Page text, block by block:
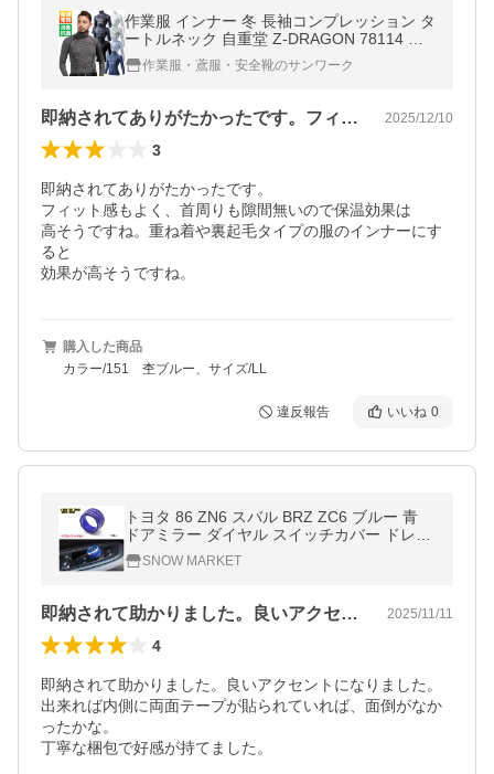
作業服 インナー 冬 長袖コンプレッション タ
ートルネック 自重堂 Z-DRAGON 78114 吸
湿発熱 吸汗速乾 ストレッチ 秋冬用 SS-EL
メール便対象
作業服・鳶服・安全靴のサンワーク
即納されてありがたかったです。フィット… 2025/12/10
3
即納されてありがたかったです。
フィット感もよく、首周りも隙間無いので保温効果は
高そうですね。重ね着や裏起毛タイプの服のインナーにす
ると
効果が高そうですね。
購入した商品
カラー/151 杢ブルー、サイズ/LL
違反報告 いいね 0
トヨタ 86 ZN6 スバル BRZ ZC6 ブルー 青
ドアミラー ダイヤル スイッチカバー ドレス
アップ カスタム カーインテリア カー用品
SNOW MARKET
即納されて助かりました。良いアクセント… 2025/11/11
4
即納されて助かりました。良いアクセントになりました。
出来れば内側に両面テープが貼られていれば、面倒がなか
ったかな。
丁寧な梱包で好感が持てました。